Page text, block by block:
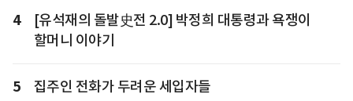
4
[유석재의 돌발史전 2.0] 박정희 대통령과 욕쟁이
할머니 이야기
5 집주인 전화가 두려운 세입자들